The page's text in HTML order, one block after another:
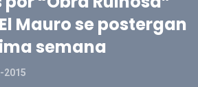
Mauro se postergan
semana
2015